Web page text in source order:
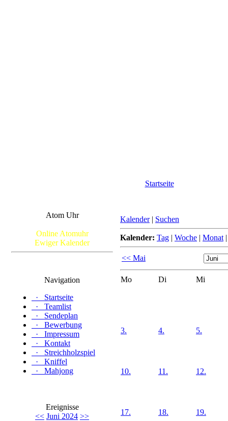
Startseite
Atom Uhr
Online Atomuhr
Ewiger Kalender
Navigation
·
Startseite
·
Teamlist
·
Sendeplan
·
Bewerbung
·
Impressum
·
Kontakt
·
Streichholzspiel
·
Kniffel
·
Mahjong
Ereignisse
<< Juni 2024 >>
Kalender | Suchen
Kalender: Tag | Woche | Monat
<< Mai
Mo Di Mi
3. 4. 5.
10. 11. 12.
17. 18. 19.